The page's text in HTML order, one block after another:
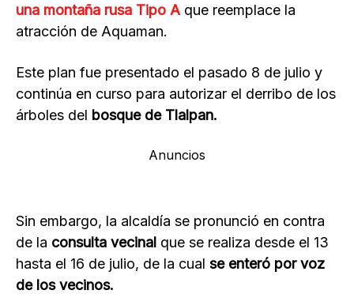
una montaña rusa Tipo A que reemplace la
atracción de Aquaman.
Este plan fue presentado el pasado 8 de julio y
continúa en curso para autorizar el derribo de los
árboles del bosque de Tlalpan.
Anuncios
Sin embargo, la alcaldía se pronunció en contra
de la consulta vecinal que se realiza desde el 13
hasta el 16 de julio, de la cual se enteró por voz
de los vecinos.